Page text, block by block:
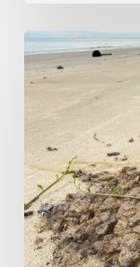
Inženjer
tvrdi
da
i
sudovi
ignorišu
50
godina
istraživanja
o